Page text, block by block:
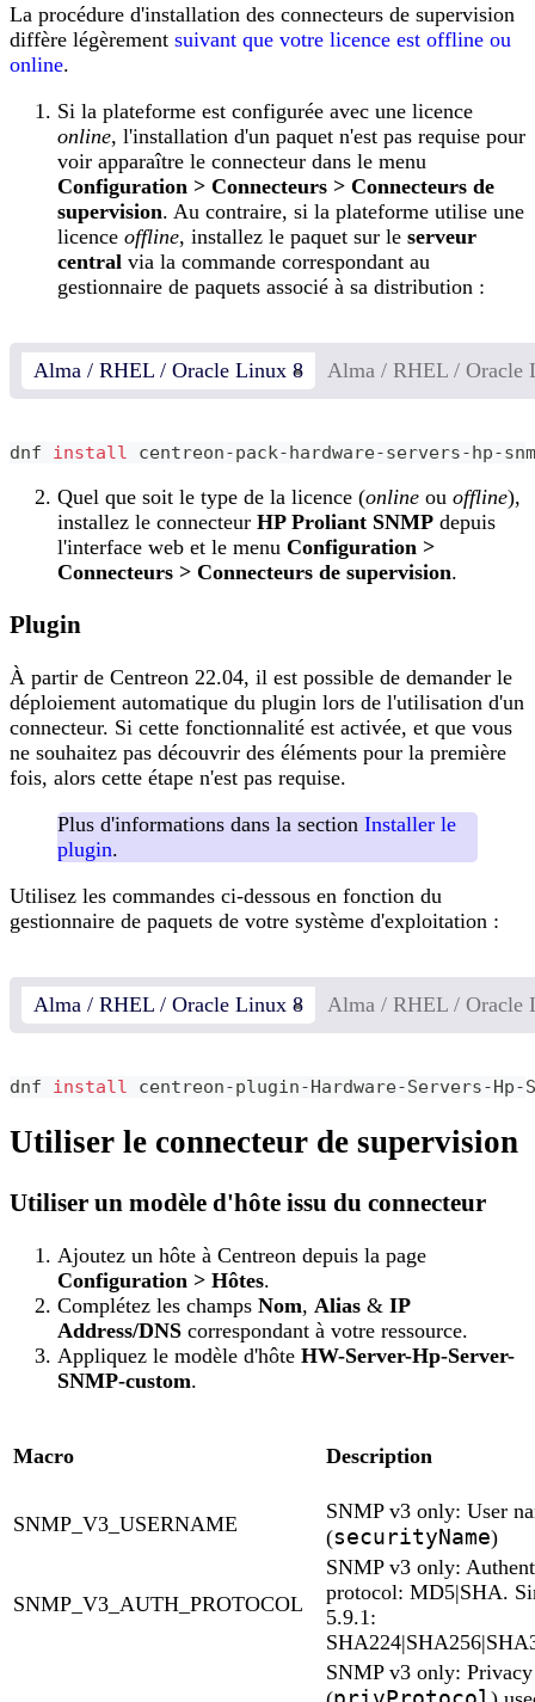
La procédure d'installation des connecteurs de supervision
diffère légèrement suivant que votre licence est offline ou
online.
Si la plateforme est configurée avec une licence
online, l'installation d'un paquet n'est pas requise pour
voir apparaître le connecteur dans le menu
Configuration > Connecteurs > Connecteurs de
supervision. Au contraire, si la plateforme utilise une
licence offline, installez le paquet sur le serveur
central via la commande correspondant au
gestionnaire de paquets associé à sa distribution :
Alma / RHEL / Oracle Linux 8 Alma / RHEL / Oracle
dnf install centreon-pack-hardware-servers-hp-
Quel que soit le type de la licence (online ou offline),
installez le connecteur HP Proliant SNMP depuis
l'interface web et le menu Configuration >
Connecteurs > Connecteurs de supervision.
Plugin
À partir de Centreon 22.04, il est possible de demander le
déploiement automatique du plugin lors de l'utilisation d'un
connecteur. Si cette fonctionnalité est activée, et que vous
ne souhaitez pas découvrir des éléments pour la première
fois, alors cette étape n'est pas requise.
Plus d'informations dans la section Installer le
plugin.
Utilisez les commandes ci-dessous en fonction du
gestionnaire de paquets de votre système d'exploitation :
Alma / RHEL / Oracle Linux 8 Alma / RHEL / Oracle
dnf install centreon-plugin-Hardware-Servers-Hp-
Utiliser le connecteur de supervision
Utiliser un modèle d'hôte issu du connecteur
Ajoutez un hôte à Centreon depuis la page
Configuration > Hôtes.
Complétez les champs Nom, Alias & IP
Address/DNS correspondant à votre ressource.
Appliquez le modèle d'hôte HW-Server-Hp-Server-
SNMP-custom.
Macro Description
SNMP_V3_USERNAME
SNMP v3 only: User
(securityName)
SNMP_V3_AUTH_PROTOCOL
SNMP v3 only:
protocol: MD5|SHA.
5.9.1:
SNMP v3 only: